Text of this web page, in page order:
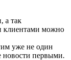
а так
клиентами можно
уже не один
новости первыми.